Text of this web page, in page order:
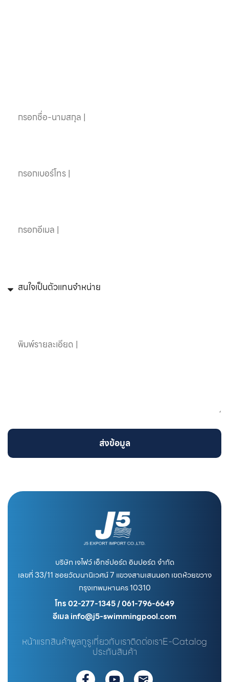
ส่งข้อมูล
บริษัท เจไฟว์ เอ็กซ์ปอร์ต อิมปอร์ต จำกัด
เลขที่ 33/11 ซอยวัฒนานิเวศน์ 7 แขวงสามเสนนอก เขตห้วยขวาง
กรุงเทพมหานคร 10310
โทร 02-277-1345 / 061-796-6649
อีเมล info@j5-swimmingpool.com
หน้าแรกสินค้าพูลกูรูเกี่ยวกับเราติดต่อเราE-Catalog
ประกันสินค้า